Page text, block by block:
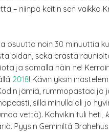
– niinpä keitin sen vaikka
osuutta noin 30 minuuttia
pidän, sekä erästä
ja samalla näin ne!
2018! Kävin yksin
jämiä, rummopastaa ja
sillä minulla oli jo
vettä). Kahvikin tuli heti,
Pyysin Geminiltä